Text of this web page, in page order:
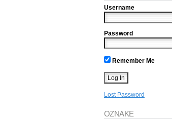
Username
Password
Remember Me
Lost Password
OZNAKE